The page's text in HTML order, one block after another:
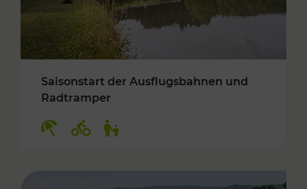
Saisonstart der Ausflugsbahnen und
Radtramper